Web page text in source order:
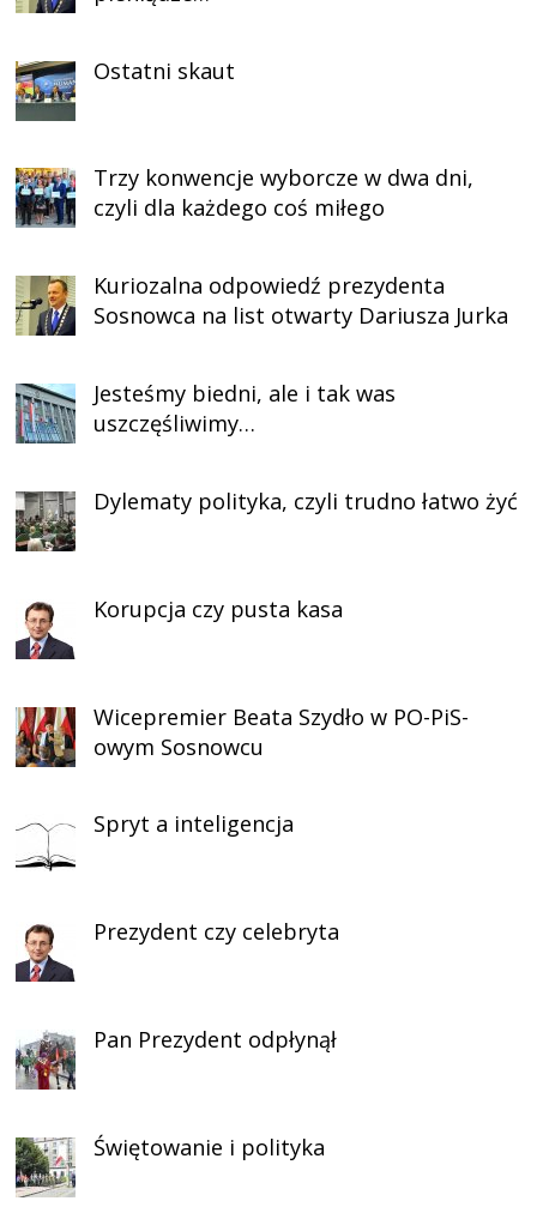
Ostatni skaut
Trzy konwencje wyborcze w dwa dni,
czyli dla każdego coś miłego
Kuriozalna odpowiedź prezydenta
Sosnowca na list otwarty Dariusza Jurka
Jesteśmy biedni, ale i tak was
uszczęśliwimy…
Dylematy polityka, czyli trudno łatwo żyć
Korupcja czy pusta kasa
Wicepremier Beata Szydło w PO-PiS-
owym Sosnowcu
Spryt a inteligencja
Prezydent czy celebryta
Pan Prezydent odpłynął
Świętowanie i polityka